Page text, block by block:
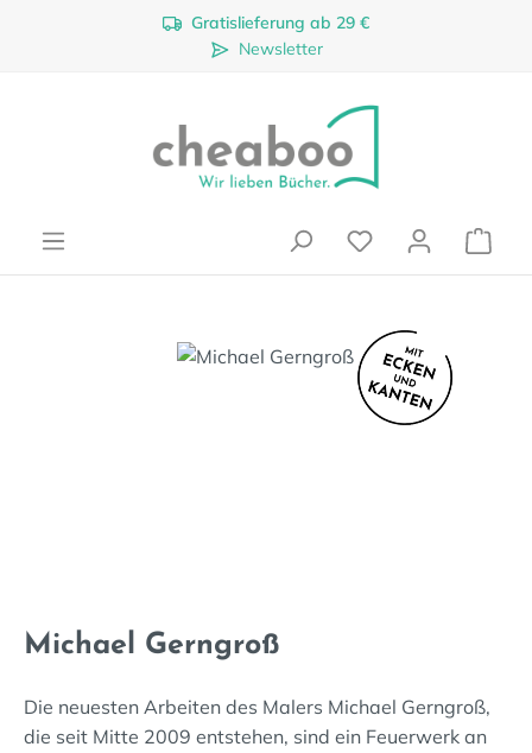
Zum Hauptinhalt springenGratislieferung ab 29 €
Newsletter
Bildergalerie überspringen
Michael Gerngroß
Die neuesten Arbeiten des Malers Michael Gerngroß,
die seit Mitte 2009 entstehen, sind ein Feuerwerk an